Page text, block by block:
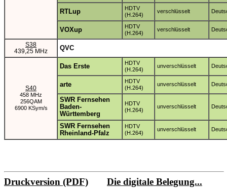
RTLup
HDTV
(H.264)
verschlüsselt
VOXup
HDTV
(H.264)
verschlüsselt
S38
439,25 MHz
QVC
S40
458 MHz
256QAM
6900 KSym/s
Das Erste
HDTV
(H.264)
unverschlüsselt
arte
HDTV
(H.264)
unverschlüsselt
SWR Fernsehen
Baden-
Württemberg
HDTV
(H.264)
unverschlüsselt
SWR Fernsehen
Rheinland-Pfalz
HDTV
(H.264)
unverschlüsselt
Druckversion (PDF) Die digitale Belegung...